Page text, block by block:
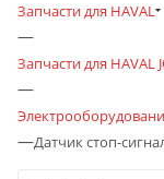
Запчасти для HAVAL
—
Запчасти для HAVAL
—
—Датчик стоп-